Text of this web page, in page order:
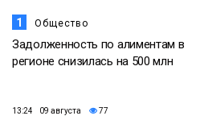
1 Общество
Задолженность по алиментам в
регионе снизилась на 500 млн
13:24 09 августа 77